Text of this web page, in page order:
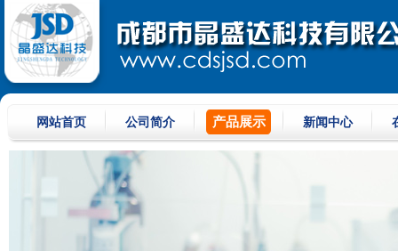
网站首页 公司简介 产品展示 新闻中心